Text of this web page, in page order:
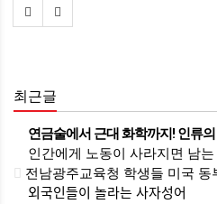
최근글
연금술에서 근대 화학까지! 인류의 운명을 바꾼 위대한 발견 : 생각하는 청소년
인간에게 노동이 사라지면 남는
전남광주교육청 학생들 미국 동부서 글로벌 리
외국인들이 놀라는 사자성어